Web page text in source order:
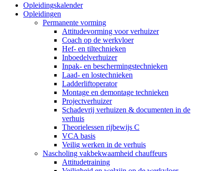
Close
Menu
Opleidingskalender
Opleidingen
Permanente vorming
Attitudevorming voor verhuizer
Coach op de werkvloer
Hef- en tiltechnieken
Inboedelverhuizer
Inpak- en beschermingstechnieken
Laad- en lostechnieken
Ladderliftoperator
Montage en demontage technieken
Projectverhuizer
Schadevrij verhuizen & documenten in de
verhuis
Theorielessen rijbewijs C
VCA basis
Veilig werken in de verhuis
Nascholing vakbekwaamheid chauffeurs
Attitudetraining